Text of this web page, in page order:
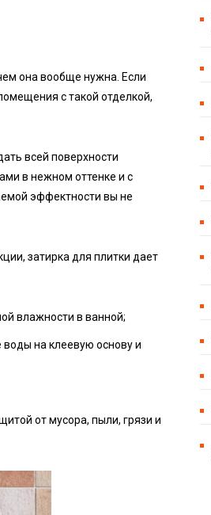
она вообще нужна. Если
с такой отделкой,
всей поверхности
в нежном оттенке и с
эффектности вы не
затирка для плитки дает
влажности в ванной;
воды на клеевую основу и
от мусора, пыли, грязи и